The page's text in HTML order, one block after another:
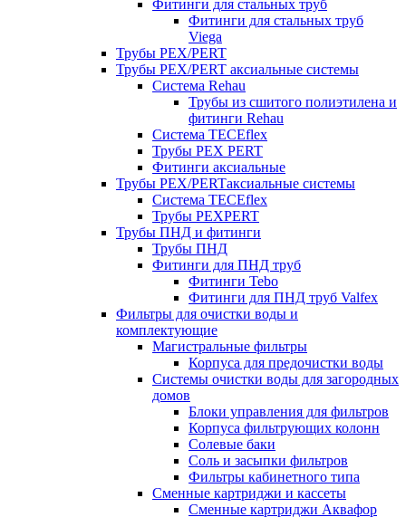
Фитинги для стальных труб
Фитинги для стальных труб
Viega
Трубы PEX/PERT
Трубы PEX/PERT аксиальные системы
Система Rehau
Трубы из сшитого полиэтилена и
фитинги Rehau
Система TECEflex
Трубы PEX PERT
Фитинги аксиальные
Трубы PEX/PERTаксиальные системы
Система TECEflex
Трубы PEXPERT
Трубы ПНД и фитинги
Трубы ПНД
Фитинги для ПНД труб
Фитинги Tebo
Фитинги для ПНД труб Valfex
Фильтры для очистки воды и
комплектующие
Магистральные фильтры
Корпуса для предочистки воды
Системы очистки воды для загородных
домов
Блоки управления для фильтров
Корпуса фильтрующих колонн
Солевые баки
Соль и засыпки фильтров
Фильтры кабинетного типа
Сменные картриджи и кассеты
Сменные картриджи Аквафор